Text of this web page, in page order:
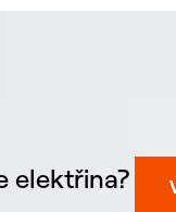
elektřina?